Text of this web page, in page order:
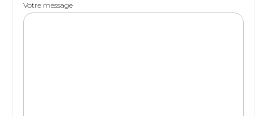
Votre message